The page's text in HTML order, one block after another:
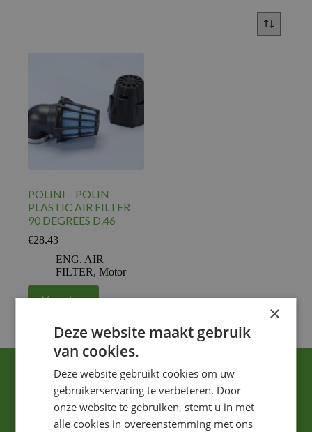
POLINI – POLIN
PLASTIC AIR FILTER
90 DEGREES D.46
€28.43
ENG. AIR
FILTER, Motor
Voeg toe
×
Deze website maakt gebruik
van cookies.
Deze website gebruikt cookies om uw
gebruikerservaring te verbeteren. Door
onze website te gebruiken, stemt u in met
alle cookies in overeenstemming met ons